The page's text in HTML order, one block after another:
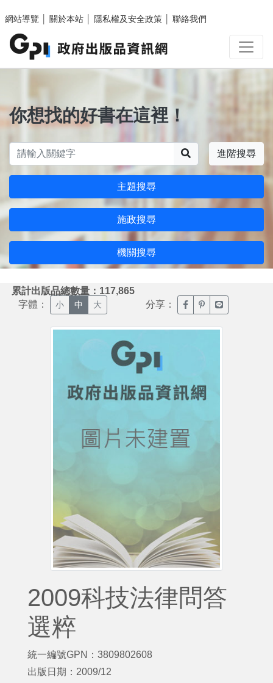
網站導覽
關於本站 隱私權及安全政策 聯絡我們
你想找的好書在這裡！
進階搜尋
主題搜尋
施政搜尋
機關搜尋
累計出版品總數量：117,865
字體： 小 中 大 分享： 臉書分享(另開新視窗)
噗浪分享(另開新
Line分享(另
2009科技法律問答
選粹
統一編號GPN：3809802608
出版日期：2009/12